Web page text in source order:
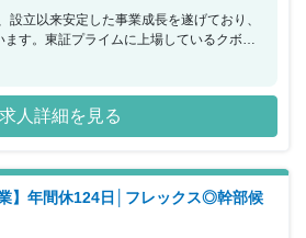
設立以来安定した事業成長を遂げており、
す。東証プライムに上場しているクボタ
ビルメンテナンスをメインに手掛けている
もこの3社が主な顧客になりますので事業
在は新規顧客獲得にも着手しており、今後
。 同ポジションでは技術スタッフと本社
とができます。 チームワークも抜群なの
が可能です。
求人詳細を見る
】年間休124日│フレックス◎幹部候